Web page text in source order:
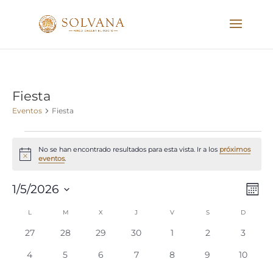
Fiesta
Eventos Fiesta
Aviso
No se han encontrado resultados para esta vista. Ir a los próximos
eventos.
de
Mes
1/5/2026
fecha.
Calendario
de
LLUNES M X MIÉRCOLESJ VVIERNES SSÁBADO D
0
27
0
28
0
29
0
30
01
0
2
0
3
0
4
0
5
0
6
0
7
0
8
0
9
0
10